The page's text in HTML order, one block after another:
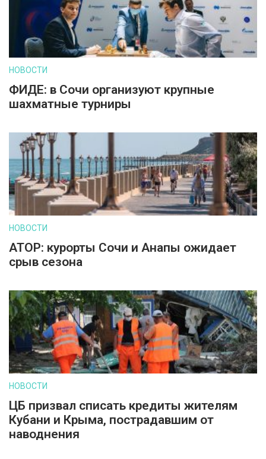
НОВОСТИ
ФИДЕ: в Сочи организуют крупные
шахматные турниры
НОВОСТИ
АТОР: курорты Сочи и Анапы ожидает
срыв сезона
НОВОСТИ
ЦБ призвал списать кредиты жителям
Кубани и Крыма, пострадавшим от
наводнения